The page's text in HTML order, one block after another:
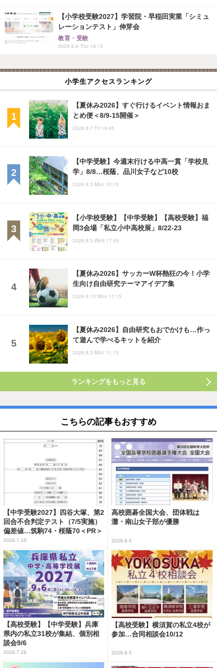
【小学校受験2027】学習院・早稲田実業「シミュ
レーションテスト」伸芽会
教育・受験
2026.8.6 Thu 18:15
小学生アクセスランキング
【夏休み2026】すぐ行けるイベント情報おま
とめ便＜8/9-15開催＞
2026.8.7 Fri 19:45
【中学受験】今週末行ける中高一貫「学校見
学」8/8…桜蔭、品川女子など10校
2026.8.3 Mon 10:15
【小学校受験】【中学受験】【高校受験】福
岡3会場「私立小中高校展」8/22-23
2026.8.5 Wed 17:45
【夏休み2026】サッカーW杯熱狂の今！小学
生向け自由研究テーマアイデア集
2026.6.15 Mon 11:15
【夏休み2026】自由研究もおでかけも…作っ
て遊んで学べるキットを紹介
2026.8.3 Mon 11:15
ランキングをもっと見る
こちらの記事もおすすめ
【中学受験2027】四谷大塚、第2
回合不合判定テスト（7/5実施）
偏差値…筑駒74・桜蔭70＜PR＞
2026.7.10
高校囲碁全国大会、団体戦は
灘・南山女子部が優勝
2026.8.5
【高校受験】【中学受験】兵庫
県内の私立31校が集結、個別相
談会9/6
2026.7.28
【高校受験】横須賀の私立4校が
参加…合同相談会10/12
2026.8.5